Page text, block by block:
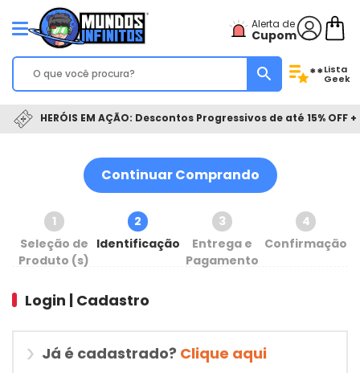
Alerta de
Cupom
**Lista
Geek
HERÓIS EM AÇÃO: Descontos Progressivos de até 15% OFF
Continuar Comprando
1
Seleção de
Produto (s)
2
Identificação
3
Entrega e
Pagamento
4
Confirmação
Login | Cadastro
Já é cadastrado? Clique aqui